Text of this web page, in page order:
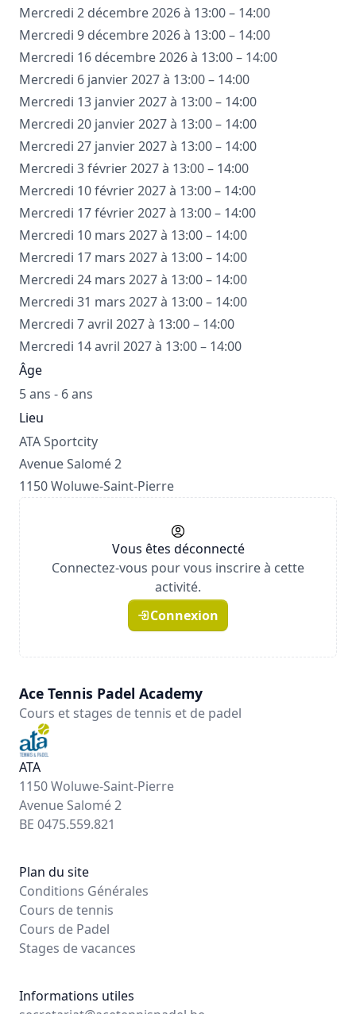
Mercredi 2 décembre 2026 à 13:00 – 14:00
Mercredi 9 décembre 2026 à 13:00 – 14:00
Mercredi 16 décembre 2026 à 13:00 – 14:00
Mercredi 6 janvier 2027 à 13:00 – 14:00
Mercredi 13 janvier 2027 à 13:00 – 14:00
Mercredi 20 janvier 2027 à 13:00 – 14:00
Mercredi 27 janvier 2027 à 13:00 – 14:00
Mercredi 3 février 2027 à 13:00 – 14:00
Mercredi 10 février 2027 à 13:00 – 14:00
Mercredi 17 février 2027 à 13:00 – 14:00
Mercredi 10 mars 2027 à 13:00 – 14:00
Mercredi 17 mars 2027 à 13:00 – 14:00
Mercredi 24 mars 2027 à 13:00 – 14:00
Mercredi 31 mars 2027 à 13:00 – 14:00
Mercredi 7 avril 2027 à 13:00 – 14:00
Mercredi 14 avril 2027 à 13:00 – 14:00
Âge
5 ans - 6 ans
Lieu
ATA Sportcity
Avenue Salomé 2
1150 Woluwe-Saint-Pierre
Vous êtes déconnecté
Connectez-vous pour vous inscrire à cette
activité.
Connexion
Ace Tennis Padel Academy
Cours et stages de tennis et de padel
ATA
1150 Woluwe-Saint-Pierre
Avenue Salomé 2
BE 0475.559.821
Plan du site
Conditions Générales
Cours de tennis
Cours de Padel
Stages de vacances
Informations utiles